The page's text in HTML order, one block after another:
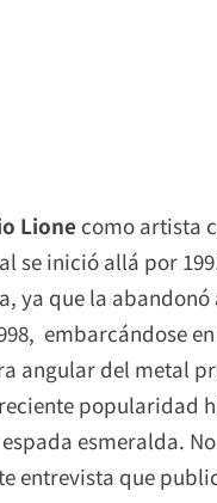
Lionecomo artista
se inició allá por
ya que la
embarcándose
angular del metal
popularidad
esmeralda.
entrevista que